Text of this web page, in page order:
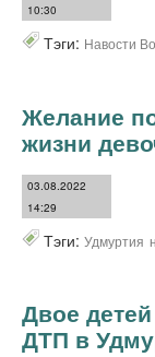
10:30
Тэги: Навости
Желание
жизни
03.08.2022
14:29
Тэги: Удмуртия
Двое
ДТП в